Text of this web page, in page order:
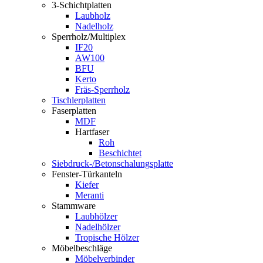
3-Schichtplatten
Laubholz
Nadelholz
Sperrholz/Multiplex
IF20
AW100
BFU
Kerto
Fräs-Sperrholz
Tischlerplatten
Faserplatten
MDF
Hartfaser
Roh
Beschichtet
Siebdruck-/Betonschalungsplatte
Fenster-Türkanteln
Kiefer
Meranti
Stammware
Laubhölzer
Nadelhölzer
Tropische Hölzer
Möbelbeschläge
Möbelverbinder